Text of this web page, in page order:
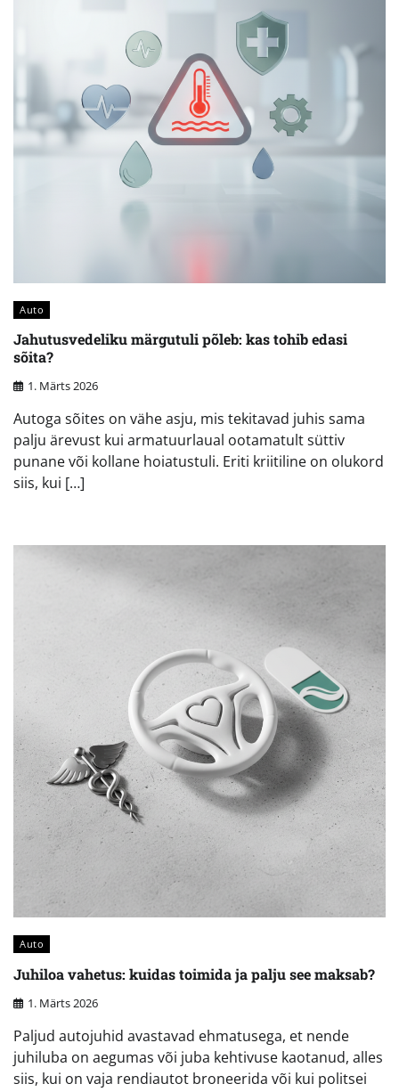
Auto
Jahutusvedeliku märgutuli põleb: kas tohib edasi
sõita?
1. Märts 2026
Autoga sõites on vähe asju, mis tekitavad juhis sama
palju ärevust kui armatuurlaual ootamatult süttiv
punane või kollane hoiatustuli. Eriti kriitiline on olukord
siis, kui […]
Auto
Juhiloa vahetus: kuidas toimida ja palju see maksab?
1. Märts 2026
Paljud autojuhid avastavad ehmatusega, et nende
juhiluba on aegumas või juba kehtivuse kaotanud, alles
siis, kui on vaja rendiautot broneerida või kui politsei